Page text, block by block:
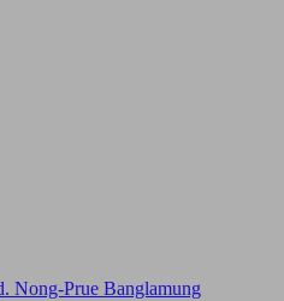
Nong-Prue Banglamung